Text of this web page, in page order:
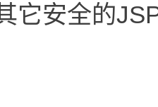
它安全的